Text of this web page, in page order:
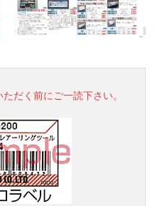
だく前にご一読下さい。